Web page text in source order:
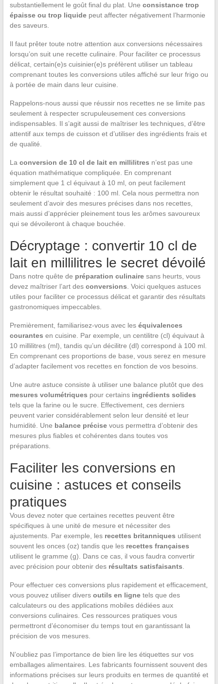
substantiellement le goût final du plat. Une consistance trop
épaisse ou trop liquidepeut affecter négativement l’harmonie
des saveurs.
Il faut prêter toute notre attention aux conversions nécessaires
lorsqu’on suit une recette culinaire. Pour faciliter ce processus
délicat, certain(e)s cuisinier(e)s préfèrent utiliser un tableau
comprenant toutes les conversions utiles affiché sur leur frigo ou
à portée de main dans leur cuisine.
Rappelons-nous aussi que réussir nos recettes ne se limite pas
seulement à respecter scrupuleusement ces conversions
indispensables. Il s’agit aussi de maîtriser les techniques, d’être
attentif aux temps de cuisson et d’utiliser des ingrédients frais et
de qualité.
La conversion de 10 cl de lait en millilitres n’est pas une
équation mathématique compliquée. En comprenant
simplement que 1 cl équivaut à 10 ml, on peut facilement
obtenir le résultat souhaité : 100 ml. Cela nous permettra non
seulement d’avoir des mesures précises dans nos recettes,
mais aussi d’apprécier pleinement tous les arômes savoureux
qui se dévoileront à chaque bouchée.
Décryptage : convertir 10 cl de
lait en millilitres le secret dévoilé
Dans notre quête de préparation culinairesans heurts, vous
devez maîtriser l’art des conversions . Voici quelques astuces
utiles pour faciliter ce processus délicat et garantir des résultats
gastronomiques impeccables.
Premièrement, familiarisez-vous avec les équivalences
courantes en cuisine. Par exemple, un centilitre (cl) équivaut à
10 millilitres (ml), tandis qu’un décilitre (dl) correspond à 100 ml.
En comprenant ces proportions de base, vous serez en mesure
d’adapter facilement vos recettes en fonction de vos besoins.
Une autre astuce consiste à utiliser une balance plutôt que des
mesures volumétriques pour certains ingrédients solides
tels que la farine ou le sucre. Effectivement, ces derniers
peuvent varier considérablement selon leur densité et leur
humidité. Une balance précisevous permettra d’obtenir des
mesures plus fiables et cohérentes dans toutes vos
préparations.
Faciliter les conversions en
cuisine : astuces et conseils
pratiques
Vous devez noter que certaines recettes peuvent être
spécifiques à une unité de mesure et nécessiter des
ajustements. Par exemple, les recettes britanniques utilisent
souvent les onces (oz) tandis que les recettes françaises
utilisent le gramme (g). Dans ce cas, il vous faudra convertir
avec précision pour obtenir des résultats satisfaisants
Pour effectuer ces conversions plus rapidement et efficacement,
vous pouvez utiliser divers outils en lignetels que des
calculateurs ou des applications mobiles dédiées aux
conversions culinaires. Ces ressources pratiques vous
permettront d’économiser du temps tout en garantissant la
précision de vos mesures.
N’oubliez pas l’importance de bien lire les étiquettes sur vos
emballages alimentaires. Les fabricants fournissent souvent des
informations précises sur leurs produits en termes de quantité et